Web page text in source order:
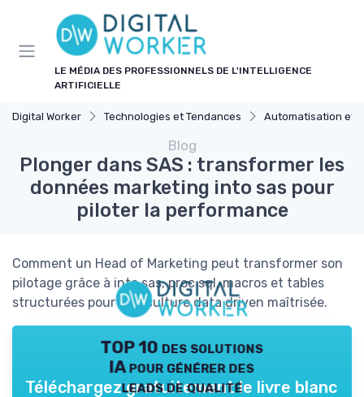
LE MÉDIA DES PROFESSIONNELS DE L'INTELLIGENCE
ARTIFICIELLE
Digital Worker Technologies et Tendances Automatisation et
Blog
Plonger dans SAS : transformer les
données marketing into sas pour
piloter la performance
Comment un Head of Marketing peut transformer son
pilotage grâce à into sas, proc sql, macros et tables
structurées pour une culture data driven maîtrisée.
TOP 10 des solutions
IA pour générer des
leads de qualité
Téléchargez gratuitement le livre blanc